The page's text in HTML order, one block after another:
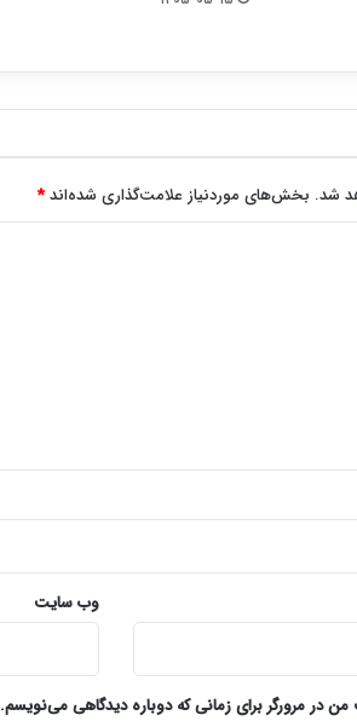
شد. بخش‌های موردنیاز علامت‌گذاری شده‌اند*
وب‌ سایت
در مرورگر برای زمانی که دوباره دیدگاهی می‌نویسم.